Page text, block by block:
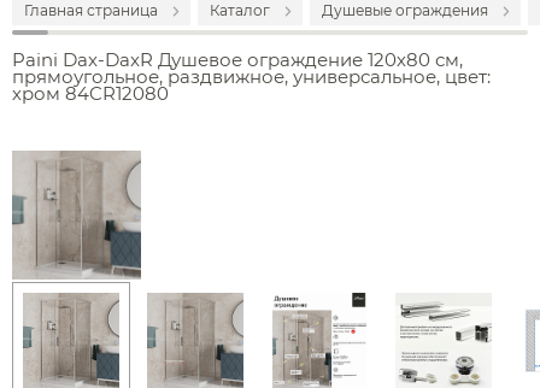
Главная страница Каталог Душевые ограждения
Paini Dax-DaxR Душевое ограждение 120х80 см,
прямоугольное, раздвижное, универсальное, цвет:
хром 84CR12080